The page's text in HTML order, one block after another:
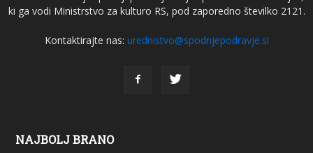
ki ga vodi Ministrstvo za kulturo RS, pod zaporedno številko 2121.
Kontaktirajte nas: urednistvo@spodnjepodravje.si
NAJBOLJ BRANO